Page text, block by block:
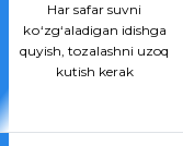
Har safar suvni
kо‘zg‘aladigan idishga
quyish, tozalashni uzoq
kutish kerak